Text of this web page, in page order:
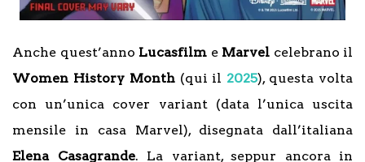
Anche quest’anno Lucasfilm e Marvel celebrano il
Women History Month(qui il 2025), questa volta
con un’unica cover variant (data l’unica uscita
mensile in casa Marvel), disegnata dall’italiana
Elena Casagrande. La variant, seppur ancora in